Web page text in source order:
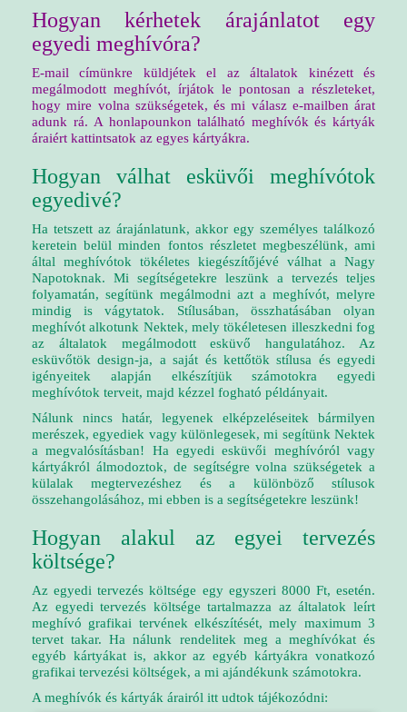
Hogyan kérhetek árajánlatot egy
egyedi meghívóra?
E-mail címünkre küldjétek el az általatok kinézett és
megálmodott meghívót, írjátok le pontosan a részleteket,
hogy mire volna szükségetek, és mi válasz e-mailben árat
adunk rá. A honlapounkon található meghívók és kártyák
áraiért kattintsatok az egyes kártyákra.
Hogyan válhat esküvői meghívótok
egyedivé?
Ha tetszett az árajánlatunk, akkor egy személyes találkozó
keretein belül minden fontos részletet megbeszélünk, ami
által meghívótok tökéletes kiegészítőjévé válhat a Nagy
Napotoknak. Mi segítségetekre leszünk a tervezés teljes
folyamatán, segítünk megálmodni azt a meghívót, melyre
mindig is vágytatok. Stílusában, összhatásában olyan
meghívót alkotunk Nektek, mely tökéletesen illeszkedni fog
az általatok megálmodott esküvő hangulatához. Az
esküvőtök design-ja, a saját és kettőtök stílusa és egyedi
igényeitek alapján elkészítjük számotokra egyedi
meghívótok terveit, majd kézzel fogható példányait.
Nálunk nincs határ, legyenek elképzeléseitek bármilyen
merészek, egyediek vagy különlegesek, mi segítünk Nektek
a megvalósításban! Ha egyedi esküvői meghívóról vagy
kártyákról álmodoztok, de segítségre volna szükségetek a
külalak megtervezéshez és a különböző stílusok
összehangolásához, mi ebben is a segítségetekre leszünk!
Hogyan alakul az egyei tervezés
költsége?
Az egyedi tervezés költsége egy egyszeri 8000 Ft, esetén.
Az egyedi tervezés költsége tartalmazza az általatok leírt
meghívó grafikai tervének elkészítését, mely maximum 3
tervet takar. Ha nálunk rendelitek meg a meghívókat és
egyéb kártyákat is, akkor az egyéb kártyákra vonatkozó
grafikai tervezési költségek, a mi ajándékunk számotokra.
A meghívók és kártyák árairól itt udtok tájékozódni: